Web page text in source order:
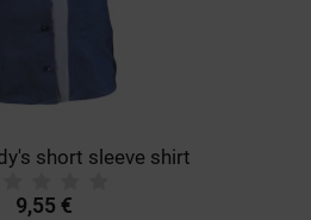
short sleeve shirt
9,55 €